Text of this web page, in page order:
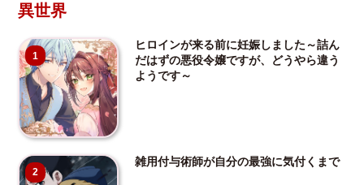
異世界
1
ヒロインが来る前に妊娠しました～詰ん
だはずの悪役令嬢ですが、どうやら違う
ようです～
2
雑用付与術師が自分の最強に気付くまで